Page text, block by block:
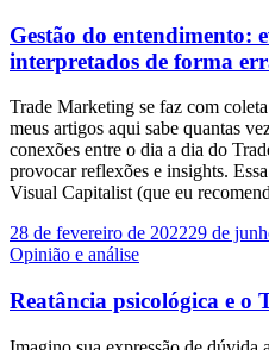
Gestão do entendimento:
interpretados de forma
Trade Marketing se faz com
meus artigos aqui sabe quantas
conexões entre o dia a dia do
provocar reflexões e insights.
Visual Capitalist (que eu
28 de fevereiro de 202229 de
Opinião e análise
Reatância psicológica e o